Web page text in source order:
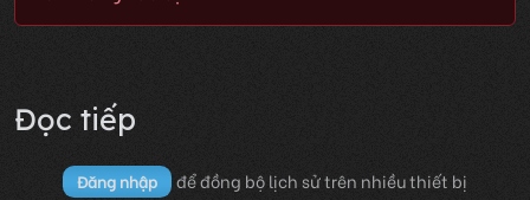
Đọc tiếp
Đăng nhập để đồng bộ lịch sử trên nhiều thiết bị